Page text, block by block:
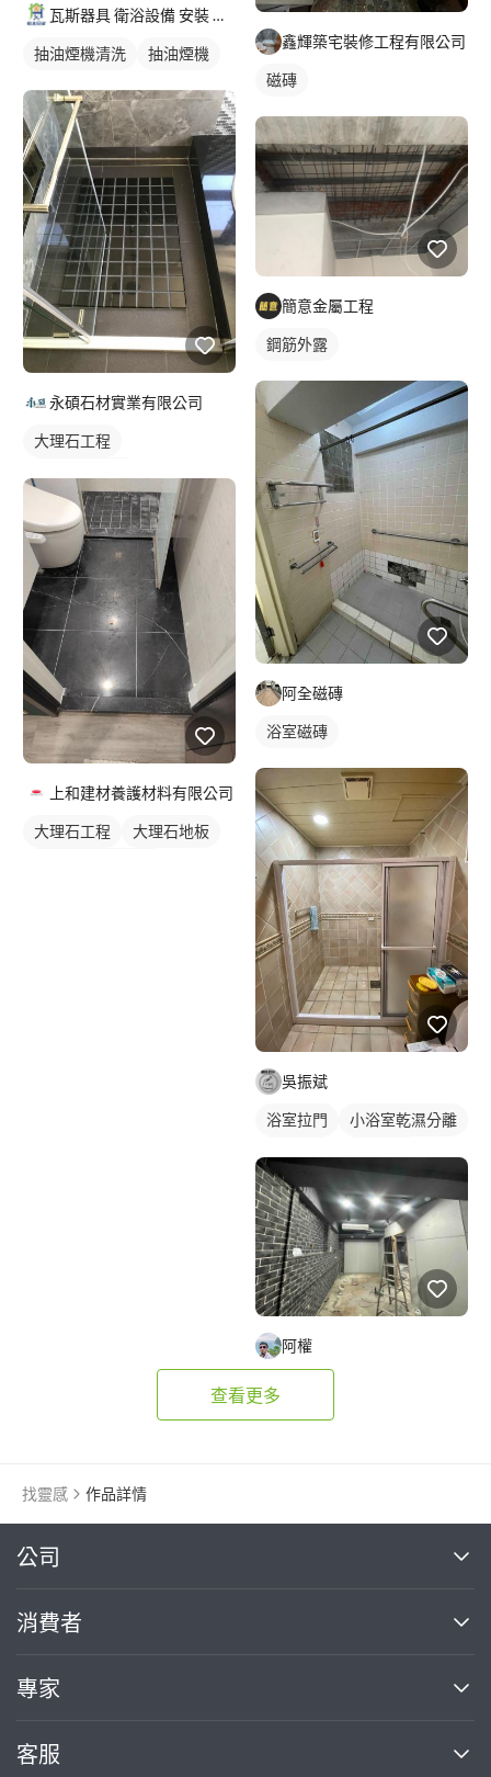
瓦斯器具 衛浴設備 安裝 維修 批發 救火兄弟
抽油煙機清洗 抽油煙機
永碩石材實業有限公司
大理石工程
上和建材養護材料有限公司
大理石工程
大理石地板
鑫輝築宅裝修工程有限公司
磁磚
簡意金屬工程
鋼筋外露
阿全磁磚
浴室磁磚
吳振斌
浴室拉門
小浴室乾濕分離
磁磚
阿權
查看更多
找靈感 作品詳情
公司
關於我們
部落格
加入我們
消費者
買服務
熱門服務
專家
案件中心
客服
繼續完成